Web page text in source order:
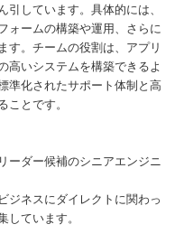
しています。具体的には、
ォームの構築や運用、さらに
す。チームの役割は、アプリ
高いシステムを構築できるよ
準化されたサポート体制と高
ことです。
ーダー候補のシニアエンジニ
ジネスにダイレクトに関わっ
しています。